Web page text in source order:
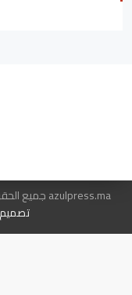
azulpress.ma جميع الحقوق محفوظة